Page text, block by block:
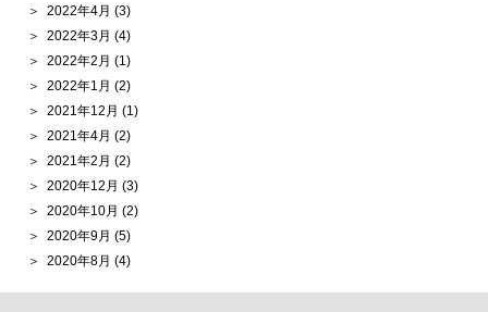
2022年4月(3)
2022年3月(4)
2022年2月(1)
2022年1月(2)
2021年12月(1)
2021年4月(2)
2021年2月(2)
2020年12月(3)
2020年10月(2)
2020年9月(5)
2020年8月(4)